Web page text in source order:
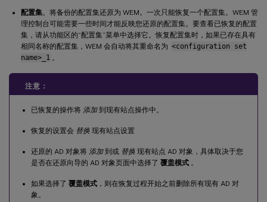
配置集。将备份的配置集还原为 WEM。一次只能恢复一个配置集。WEM 管
理控制台可能需要一些时间才能反映您还原的配置集。要查看已恢复的配置
集，请从功能区的“配置集”菜单中选择它。恢复配置集时，如果已存在具有
相同名称的配置集，WEM 会自动将其重命名为 <configuration set
name>_1 。
注意：
已恢复的操作将 添加到现有站点操作中。
恢复的设置会 替换 现有站点设置
还原的 AD 对象将 添加到或 替换 现有站点 AD 对象，具体取决于您
是否在还原向导的 AD 对象页面中选择了 覆盖模式 。
如果选择了 覆盖模式 ，则在恢复过程开始之前删除所有现有 AD 对
象。